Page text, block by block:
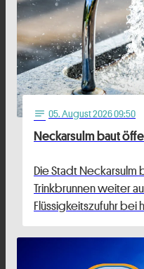
notes 05. August 2026 09:50
Neckarsulm baut
Die Stadt Neckarsulm
Trinkbrunnen weiter
Flüssigkeitszufuhr bei